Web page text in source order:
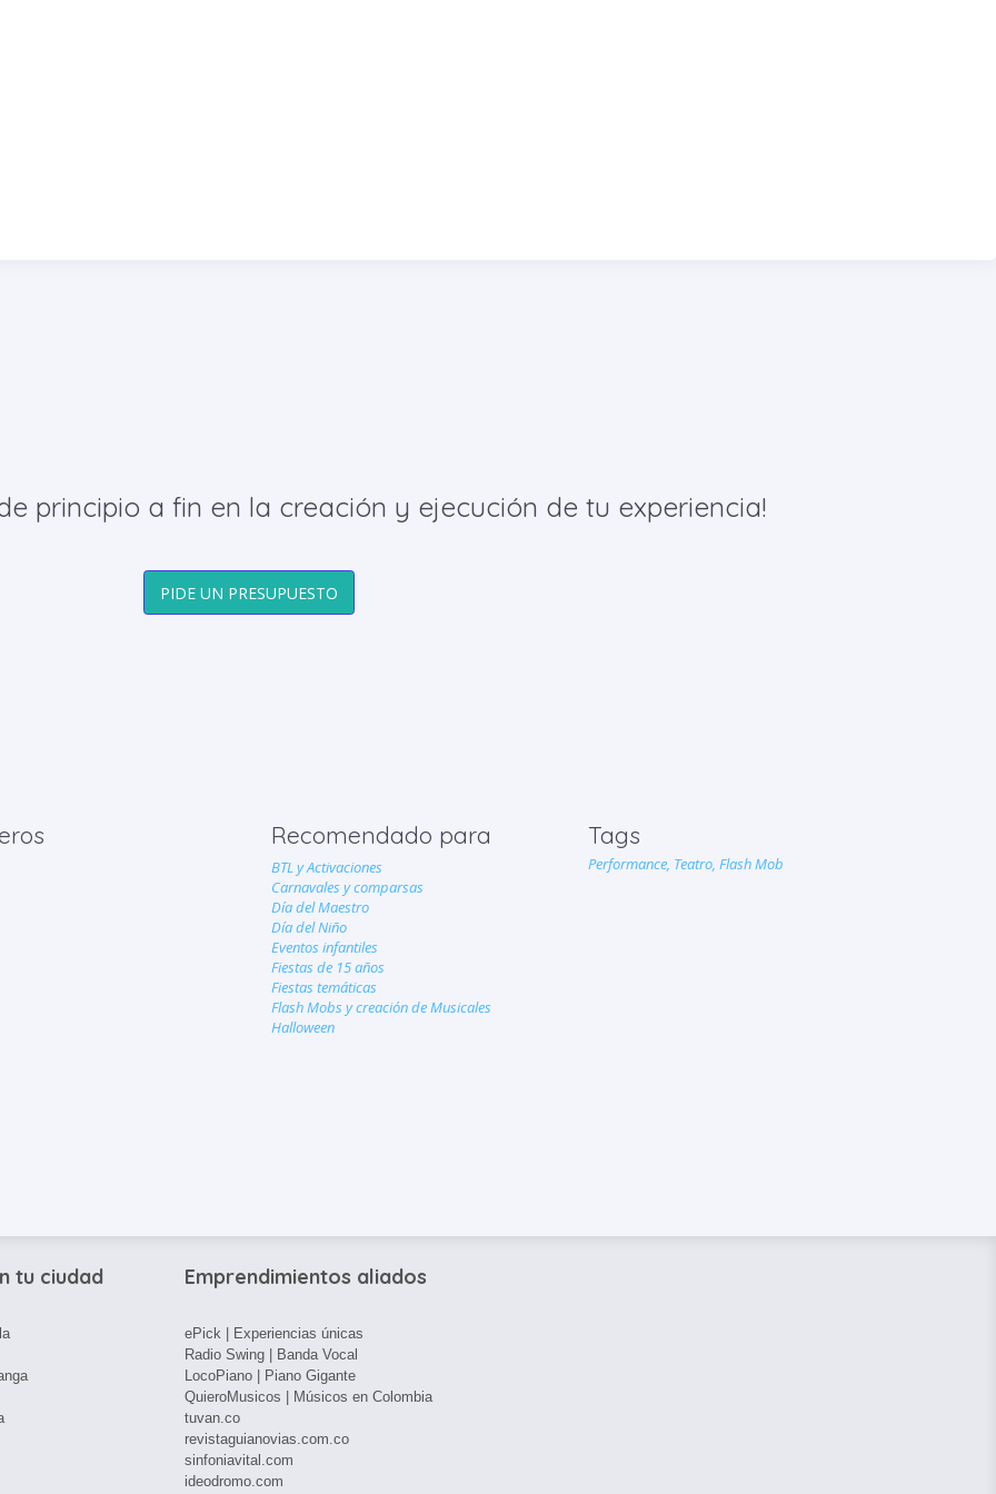
principio a fin en la creación y ejecución de tu experiencia!
PIDE UN PRESUPUESTO
Recomendado para
BTL y Activaciones
Carnavales y comparsas
Día del Maestro
Día del Niño
Eventos infantiles
Fiestas de 15 años
Fiestas temáticas
Flash Mobs y creación de Musicales
Halloween
Tags
Performance, Teatro, Flash Mob
tu ciudad Emprendimientos aliados
ePick | Experiencias únicas
Radio Swing | Banda Vocal
LocoPiano | Piano Gigante
QuieroMusicos | Músicos en Colombia
tuvan.co
revistaguianovias.com.co
sinfoniavital.com
ideodromo.com